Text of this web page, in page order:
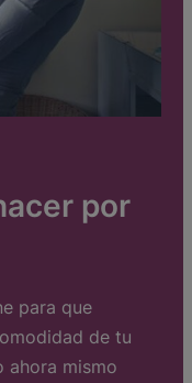
por
para que
de tu
ahora mismo